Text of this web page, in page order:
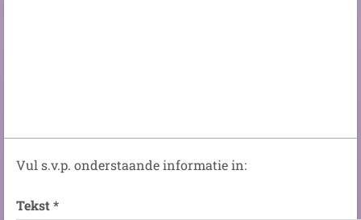
Vul s.v.p. onderstaande informatie in:
Tekst *